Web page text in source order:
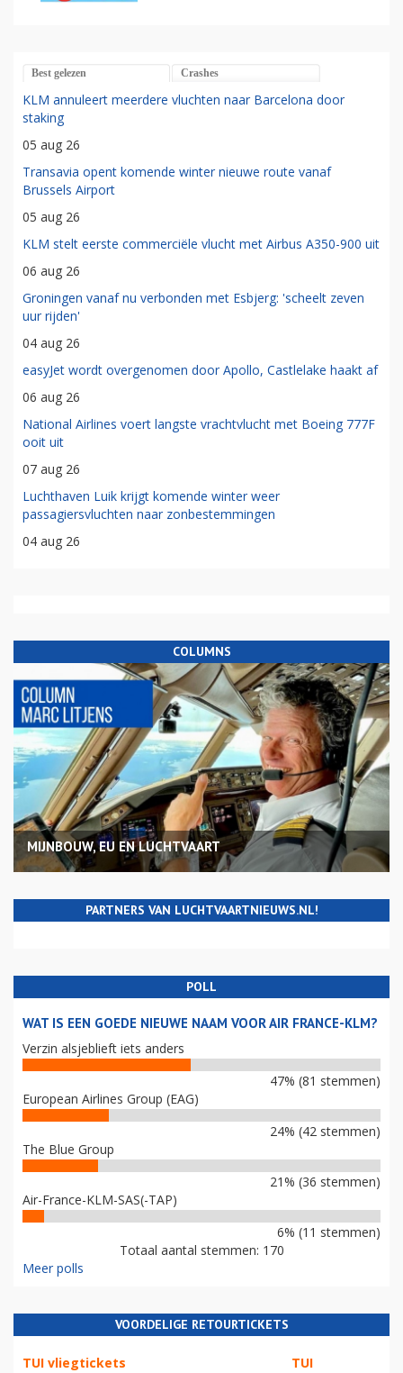
Best gelezen Crashes
KLM annuleert meerdere vluchten naar Barcelona door
staking
05 aug 26
Transavia opent komende winter nieuwe route vanaf
Brussels Airport
05 aug 26
KLM stelt eerste commerciële vlucht met Airbus A350-900 uit
06 aug 26
Groningen vanaf nu verbonden met Esbjerg: 'scheelt zeven
uur rijden'
04 aug 26
easyJet wordt overgenomen door Apollo, Castlelake haakt af
06 aug 26
National Airlines voert langste vrachtvlucht met Boeing 777F
ooit uit
07 aug 26
Luchthaven Luik krijgt komende winter weer
passagiersvluchten naar zonbestemmingen
04 aug 26
COLUMNS
MIJNBOUW, EU EN LUCHTVAART
PARTNERS VAN LUCHTVAARTNIEUWS.NL!
POLL
WAT IS EEN GOEDE NIEUWE NAAM VOOR AIR FRANCE-KLM?
Verzin alsjeblieft iets anders
47% (81 stemmen)
European Airlines Group (EAG)
24% (42 stemmen)
The Blue Group
21% (36 stemmen)
Air-France-KLM-SAS(-TAP)
6% (11 stemmen)
Totaal aantal stemmen: 170
Meer polls
VOORDELIGE RETOURTICKETS
TUI vliegtickets TUI